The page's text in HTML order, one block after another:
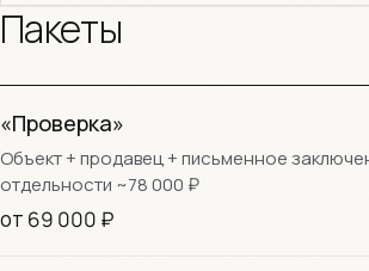
Пакеты
«Проверка»
Объект + продавец + письменное
отдельности ~78 000 ₽
от 69 000 ₽